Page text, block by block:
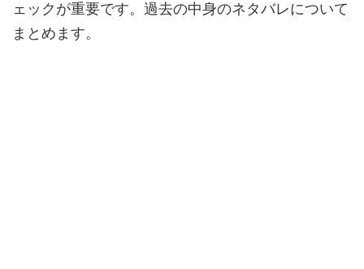
ェックが重要です。過去の中身のネタバレについて
まとめます。